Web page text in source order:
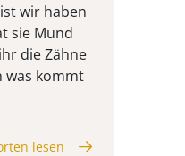
wir haben
sie Mund
die Zähne
was kommt
lesen